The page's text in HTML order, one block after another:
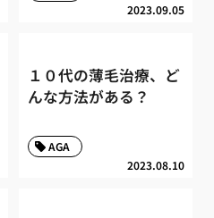
2023.09.05
１０代の薄毛治療、ど
んな方法がある？
2023.08.10
AGA